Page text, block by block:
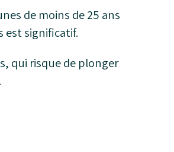
de moins de 25 ans
est significatif.
qui risque de plonger